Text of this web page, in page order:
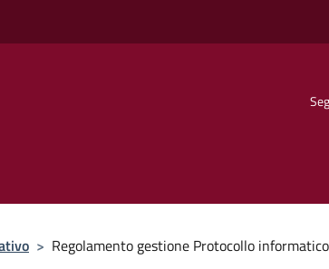
> Regolamento gestione Protocollo informatico